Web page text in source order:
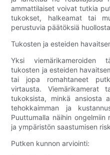
ammattilaiset voivat tutkia
tukokset, halkeamat tai
perustuvia päätöksiä
Tukosten ja esteiden
Yksi viemärikameroiden
tukosten ja esteiden
tai jopa romahtaneet
virtausta. Viemärikamerat
tukoksista, minkä ansiosta
tehokkaimman ja
Puuttumalla näihin
ja ympäristön saastumisen
Putken kunnon arviointi: